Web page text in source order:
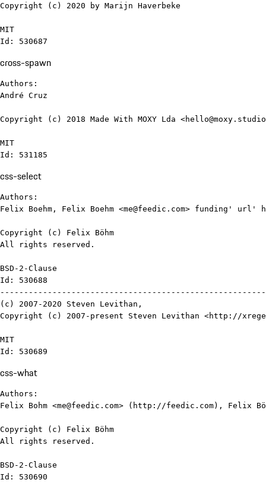
Copyright (c) 2020 by Marijn Haverbeke
MIT
Id: 530687
cross-spawn
Authors:
André Cruz
Copyright (c) 2018 Made With MOXY Lda
MIT
Id: 531185
css-select
Authors:
Felix Boehm, Felix Boehm <me@feedic.com> funding'
Copyright (c) Felix Böhm
All rights reserved.
BSD-2-Clause
Id: 530688
(c) 2007-2020 Steven Levithan,
Copyright (c) 2007-present Steven Levithan <http://
MIT
Id: 530689
css-what
Authors:
Felix Bohm <me@feedic.com> (http://feedic.com), Felix
Copyright (c) Felix Böhm
All rights reserved.
BSD-2-Clause
Id: 530690